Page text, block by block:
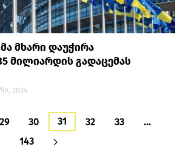
მხარი დაუჭირა
მილიარდის გადაცემას
2024
29 30 31 32 33
…
143